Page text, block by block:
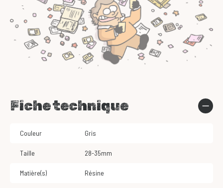
Fiche technique
Couleur Gris
Taille 28-35mm
Matière(s) Résine